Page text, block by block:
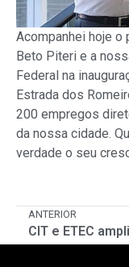
Acompanhei hoje
Beto Piteri e a
Federal na
Estrada dos
200 empregos
da nossa cidade.
verdade o seu
ANTERIOR